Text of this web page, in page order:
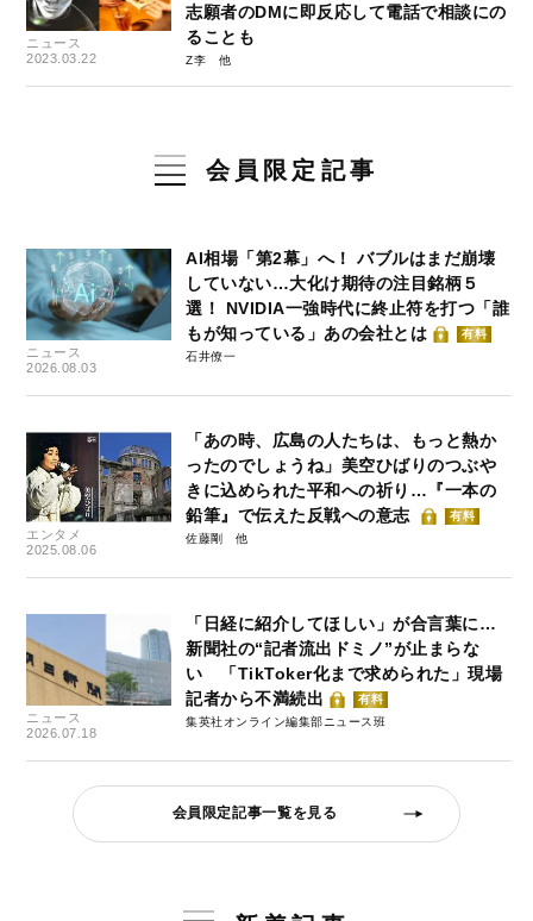
ニュース
2023.03.22
志願者のDMに即反応して電話で相談にの
ることも
Z李
会員限定記事
ニュース
2026.08.03
AI相場「第2幕」へ！ バブルはまだ崩壊
していない…大化け期待の注目銘柄５
選！ NVIDIA一強時代に終止符を打つ「誰
もが知っている」あの会社とは
有料
石井僚一
エンタメ
2025.08.06
「あの時、広島の人たちは、もっと熱か
ったのでしょうね」美空ひばりのつぶや
きに込められた平和への祈り…『一本の
鉛筆』で伝えた反戦への意志
有料
佐藤剛
ニュース
2026.07.18
「日経に紹介してほしい」が合言葉に…
新聞社の“記者流出ドミノ”が止まらな
い 「TikToker化まで求められた」現場
記者から不満続出
有料
集英社オンライン編集部ニュース班
会員限定記事一覧を見る